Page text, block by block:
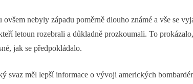
ovšem nebyly západu poměrně dlouho známé a vše se
letoun rozebrali a důkladně prozkoumali. To
jak se předpokládalo.
svaz měl lepší informace o vývoji amerických